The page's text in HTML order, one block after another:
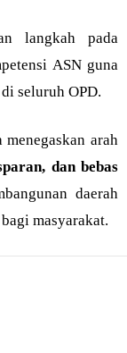
langkah pada
ASN guna
seluruh OPD.
arah
dan bebas
daerah
masyarakat.